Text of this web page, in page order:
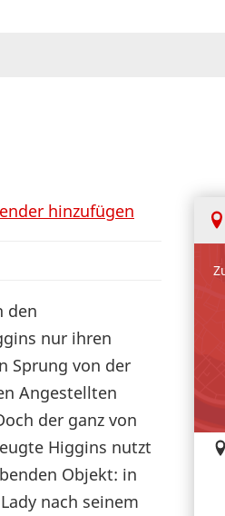
hinzufügen
den
nur ihren
Sprung von der
Angestellten
der ganz von
Higgins nutzt
Objekt: in
nach seinem